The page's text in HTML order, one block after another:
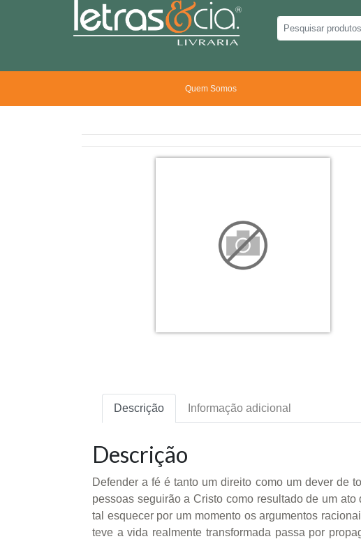
Quem Somos
Descrição Informação adicional
Descrição
Defender a fé é tanto um direito como um dever de
pessoas seguirão a Cristo como resultado de um
tal esquecer por um momento os argumentos
teve a vida realmente transformada passa por